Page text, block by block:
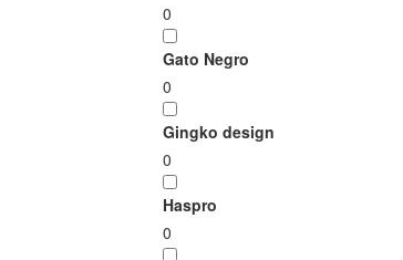
0
Gato Negro
0
Gingko design
0
Haspro
0